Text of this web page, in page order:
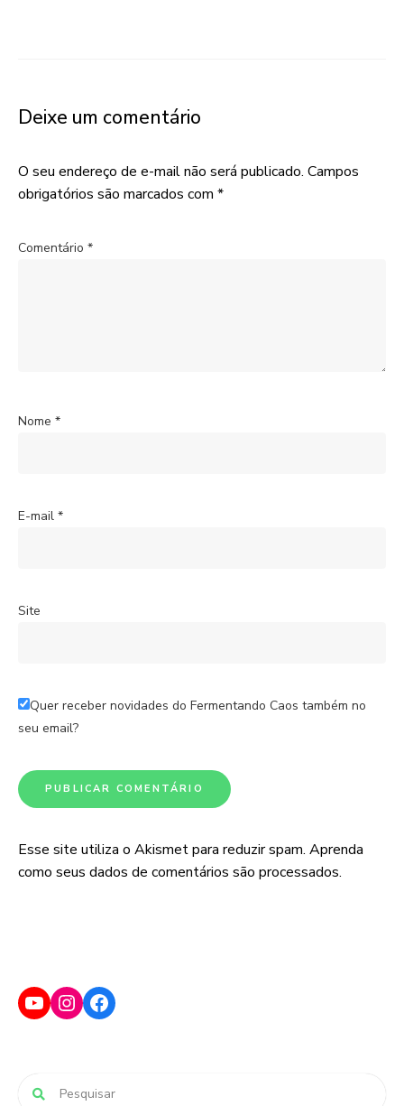
Deixe um comentário
O seu endereço de e-mail não será publicado. Campos
obrigatórios são marcados com *
Comentário *
Nome *
E-mail *
Site
Quer receber novidades do Fermentando Caos também no
seu email?
Esse site utiliza o Akismet para reduzir spam. Aprenda
como seus dados de comentários são processados.
YouTube
Instagram
Facebook